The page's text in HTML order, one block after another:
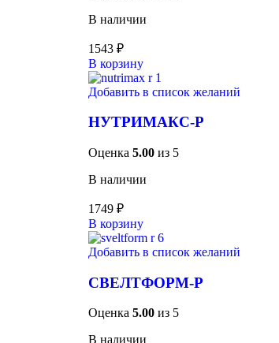
В наличии
1543 ₽
В корзину
Добавить в список желаний
НУТРИМАКС-Р
Оценка 5.00 из 5
В наличии
1749 ₽
В корзину
Добавить в список желаний
СВЕЛТФОРМ-Р
Оценка 5.00 из 5
В наличии